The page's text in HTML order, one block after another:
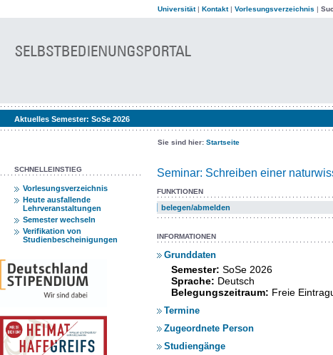
Universität| Kontakt| Vorlesungsverzeichnis |
Aktuelles Semester: SoSe 2026
Sie sind hier: Startseite
SCHNELLEINSTIEG
Vorlesungsverzeichnis
Heute ausfallende
Lehrveranstaltungen
Semester wechseln
Verifikation von
Studienbescheinigungen
Seminar: Schreiben einer
FUNKTIONEN
belegen/abmelden
INFORMATIONEN
Grunddaten
Semester: SoSe 2026
Sprache: Deutsch
Belegungszeitraum: Freie
Termine
Zugeordnete Person
Studiengänge